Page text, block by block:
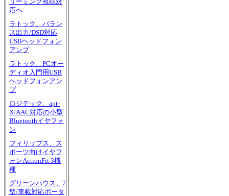
リーミング視聴対
応へ
ラトック、バラン
ス出力/DSD対応
USBヘッドフォン
アンプ
ラトック、PCオー
ディオ入門用USB
ヘッドフォンアン
プ
ロジテック、apt-
X/AAC対応の小型
Bluetoothイヤフォ
ン
フィリップス、ス
ポーツ向けイヤフ
ォンActionFit 3機
種
グリーンハウス、7
型/車載対応ポータ